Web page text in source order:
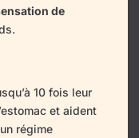
de
10 fois leur
et aident
régime